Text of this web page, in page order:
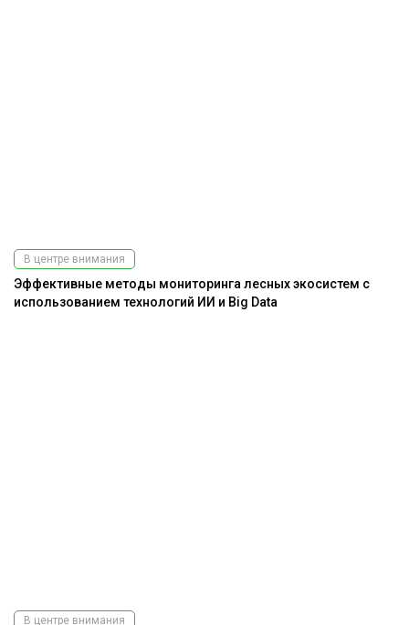
В центре внимания
Эффективные методы мониторинга лесных экосистем с
использованием технологий ИИ и Big Data
В центре внимания